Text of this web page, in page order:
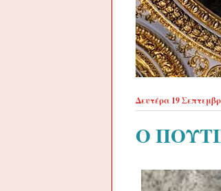
Δευτέρα 19
Ο